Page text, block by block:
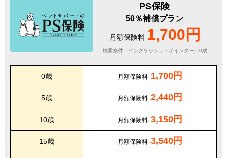
PS保険
50％補償プラン
月額保険料 1,700円
検索条件：イングリッシュ・ポインター／0歳
0歳 月額保険料 1,700円
5歳 月額保険料 2,440円
10歳 月額保険料 3,150円
15歳 月額保険料 3,540円